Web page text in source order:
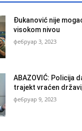
Đukanović nije
visokom nivou
фебруар 3, 2023
ABAZOVIĆ: Policija
trajekt vraćen
фебруар 9, 2023